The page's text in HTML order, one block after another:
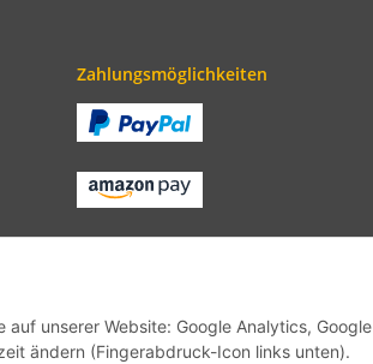
Zahlungsmöglichkeiten
unserer Website: Google Analytics, Google
ändern (Fingerabdruck-Icon links unten).